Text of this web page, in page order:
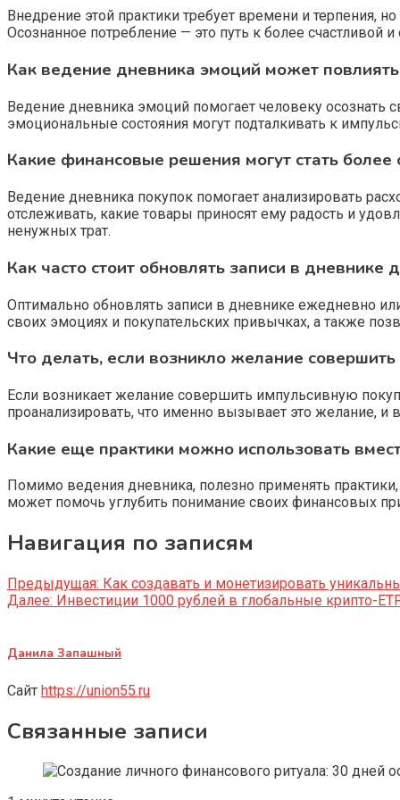
Внедрение этой практики требует времени и терпения,
Осознанное потребление — это путь к более
Как ведение дневника эмоций может
Ведение дневника эмоций помогает человеку осознать
эмоциональные состояния могут подталкивать к
Какие финансовые решения могут стать
Ведение дневника покупок помогает анализировать
отслеживать, какие товары приносят ему радость и
ненужных трат.
Как часто стоит обновлять записи в
Оптимально обновлять записи в дневнике ежедневно
своих эмоциях и покупательских привычках, а также
Что делать, если возникло желание
Если возникает желание совершить импульсивную
проанализировать, что именно вызывает это желание, и
Какие еще практики можно использовать
Помимо ведения дневника, полезно применять
может помочь углубить понимание своих финансовых
Навигация по записям
Предыдущая: Как создавать и монетизировать
Далее: Инвестиции 1000 рублей в глобальные крипто-
Данила Запашный
Сайт https://union55.ru
Связанные записи